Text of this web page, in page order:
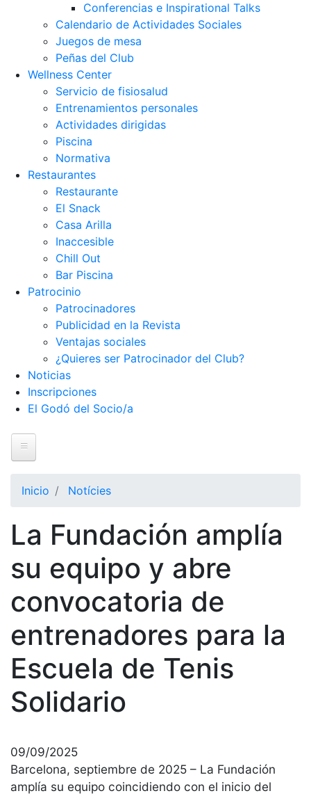
Conferencias e Inspirational Talks
Calendario de Actividades Sociales
Juegos de mesa
Peñas del Club
Wellness Center
Servicio de fisiosalud
Entrenamientos personales
Actividades dirigidas
Piscina
Normativa
Restaurantes
Restaurante
El Snack
Casa Arilla
Inaccesible
Chill Out
Bar Piscina
Patrocinio
Patrocinadores
Publicidad en la Revista
Ventajas sociales
¿Quieres ser Patrocinador del Club?
Noticias
Inscripciones
El Godó del Socio/a
Historia
historia
Presidentes
Organización
Junta
directiva
Comisiones
y comités
ejecutiva
Fundación
Inicio Notícies
La Fundación amplía
su equipo y abre
convocatoria de
entrenadores para la
Escuela de Tenis
Solidario
09/09/2025
Barcelona, septiembre de 2025 – La Fundación
amplía su equipo coincidiendo con el inicio del